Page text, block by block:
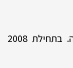
החברה בעלת ידע רב ומקצועיות רבה. בתחילת 2008